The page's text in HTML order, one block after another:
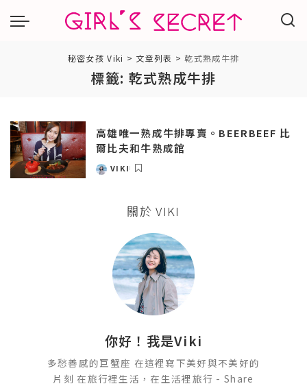
秘密女孩 Viki > 文章列表 >乾式熟成牛排
標籤: 乾式熟成牛排
高雄唯一熟成牛排專賣。BEERBEEF 比
爾比夫和牛熟成館
POSTED
VIKI
關於 VIKI
你好！我是Viki
多愁善感的巨蟹座 在這裡寫下美好與不美好的
片刻 在旅行裡生活，在生活裡旅行 - Share